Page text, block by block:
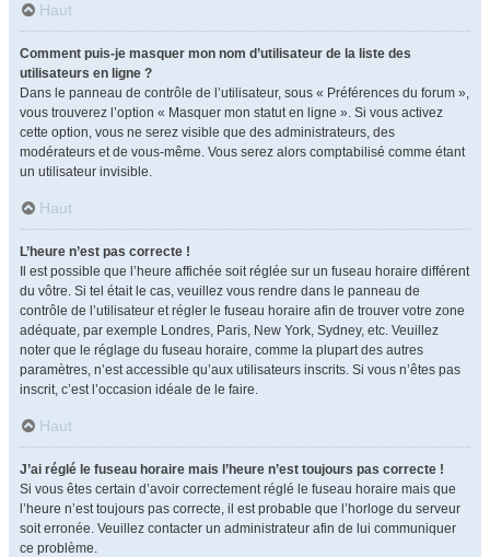
Haut
Comment puis-je masquer mon nom d’utilisateur de la liste des
utilisateurs en ligne ?
Dans le panneau de contrôle de l’utilisateur, sous « Préférences du forum »,
vous trouverez l’option « Masquer mon statut en ligne ». Si vous activez
cette option, vous ne serez visible que des administrateurs, des
modérateurs et de vous-même. Vous serez alors comptabilisé comme étant
un utilisateur invisible.
Haut
L’heure n’est pas correcte !
Il est possible que l’heure affichée soit réglée sur un fuseau horaire différent
du vôtre. Si tel était le cas, veuillez vous rendre dans le panneau de
contrôle de l’utilisateur et régler le fuseau horaire afin de trouver votre zone
adéquate, par exemple Londres, Paris, New York, Sydney, etc. Veuillez
noter que le réglage du fuseau horaire, comme la plupart des autres
paramètres, n’est accessible qu’aux utilisateurs inscrits. Si vous n’êtes pas
inscrit, c’est l’occasion idéale de le faire.
Haut
J’ai réglé le fuseau horaire mais l’heure n’est toujours pas correcte !
Si vous êtes certain d’avoir correctement réglé le fuseau horaire mais que
l’heure n’est toujours pas correcte, il est probable que l’horloge du serveur
soit erronée. Veuillez contacter un administrateur afin de lui communiquer
ce problème.